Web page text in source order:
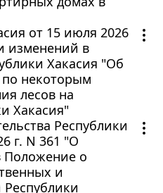
от 15 июля 2026
изменений в
Хакасия "Об
по некоторым
лесов на
Хакасия"
Республики
г. N 361 "О
Положение о
и